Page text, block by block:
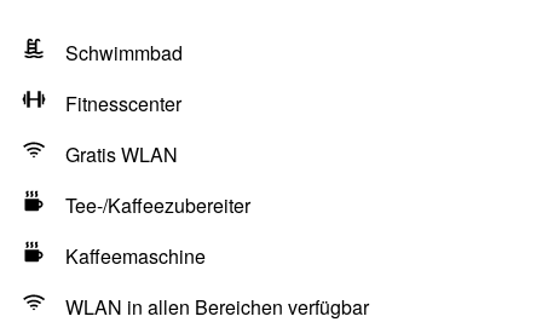
Schwimmbad
Fitnesscenter
Gratis WLAN
Tee-/Kaffeezubereiter
Kaffeemaschine
WLAN in allen Bereichen verfügbar